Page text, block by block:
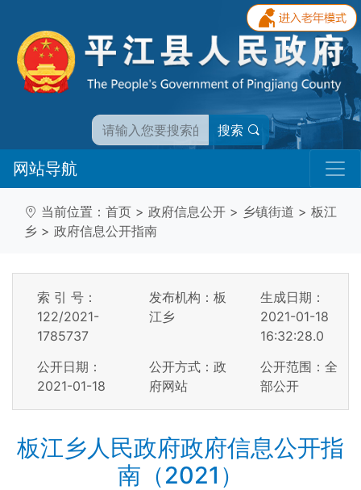
搜索
网站导航
当前位置： 首页 > 政府信息公开 > 乡镇街道 > 板江
乡 > 政府信息公开指南
索 引 号：
122/2021-
1785737
发布机构：板
江乡
生成日期：
2021-01-18
16:32:28.0
公开日期：
2021-01-18
公开方式：政
府网站
公开范围：全
部公开
板江乡人民政府政府信息公开指
南（2021）